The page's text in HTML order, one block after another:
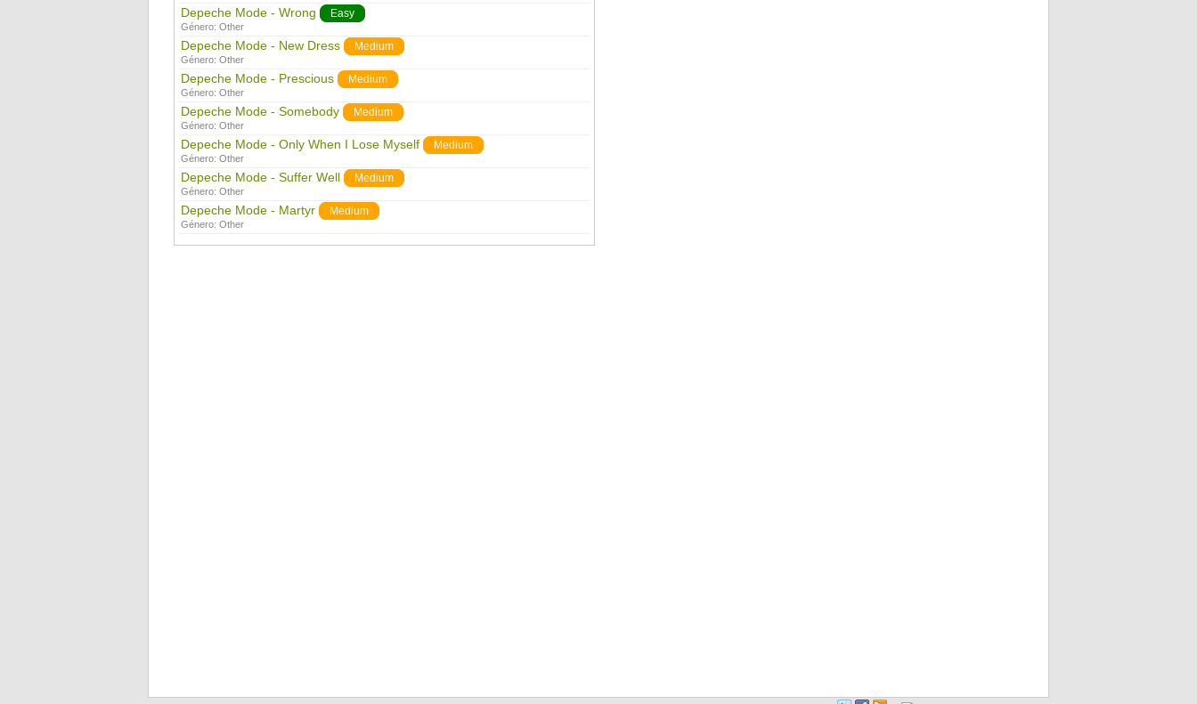
Depeche Mode - Wrong Easy
Género: Other
Depeche Mode - New Dress Medium
Género: Other
Depeche Mode - Prescious Medium
Género: Other
Depeche Mode - Somebody Medium
Género: Other
Depeche Mode - Only When I Lose Myself Medium
Género: Other
Depeche Mode - Suffer Well Medium
Género: Other
Depeche Mode - Martyr Medium
Género: Other